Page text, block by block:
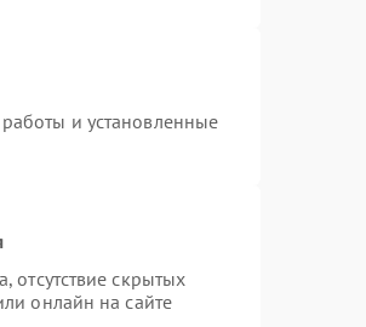
и установленные
отсутствие скрытых
онлайн на сайте